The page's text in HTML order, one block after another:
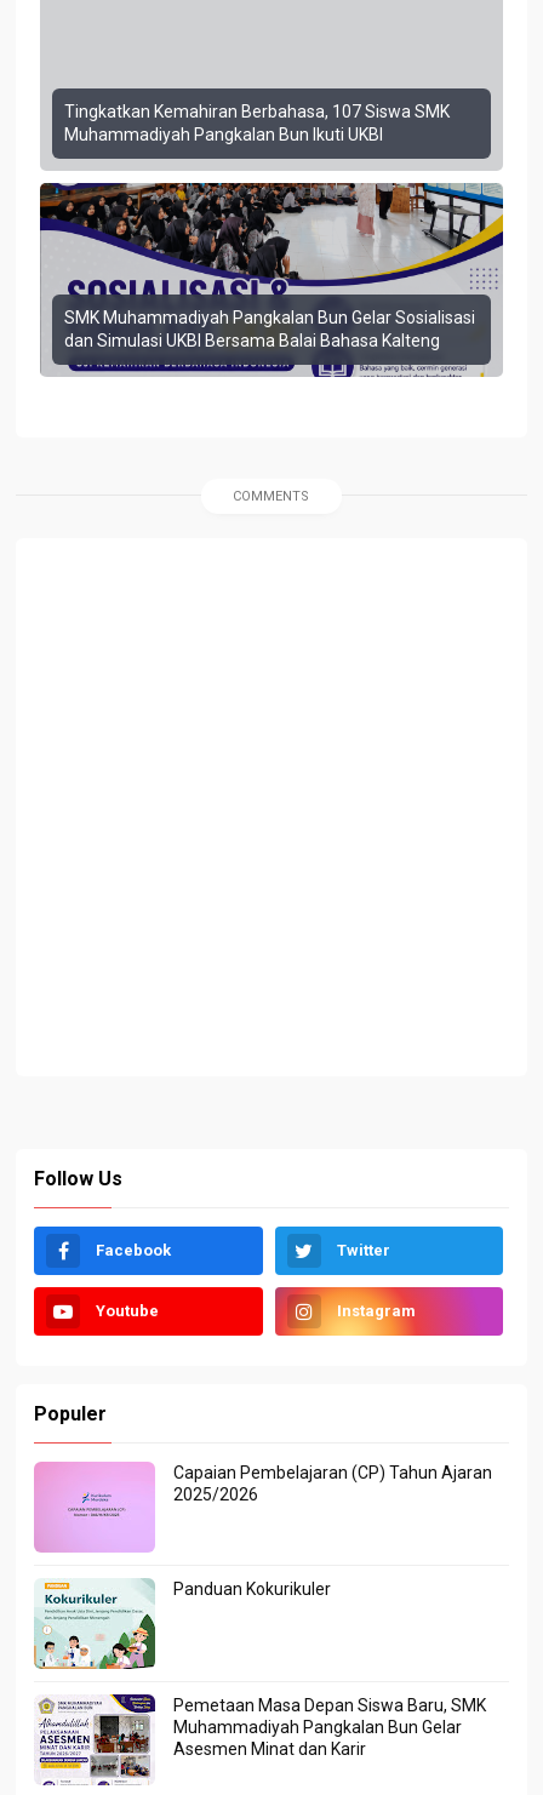
Tingkatkan Kemahiran Berbahasa, 107 Siswa SMK
Muhammadiyah Pangkalan Bun Ikuti UKBI
SMK Muhammadiyah Pangkalan Bun Gelar Sosialisasi
dan Simulasi UKBI Bersama Balai Bahasa Kalteng
COMMENTS
Follow Us
Facebook Twitter
Youtube Instagram
Populer
Capaian Pembelajaran (CP) Tahun Ajaran
2025/2026
Panduan Kokurikuler
Pemetaan Masa Depan Siswa Baru, SMK
Muhammadiyah Pangkalan Bun Gelar
Asesmen Minat dan Karir